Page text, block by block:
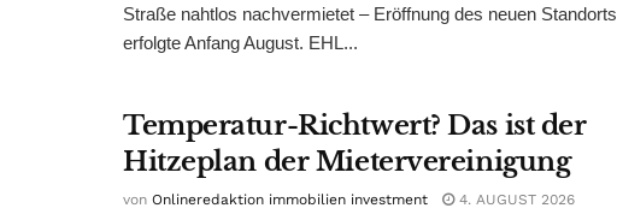
Straße nahtlos nachvermietet – Eröffnung des neuen Standorts
erfolgte Anfang August. EHL...
Temperatur-Richtwert? Das ist der
Hitzeplan der Mietervereinigung
von Onlineredaktion immobilien investment 4. AUGUST 2026